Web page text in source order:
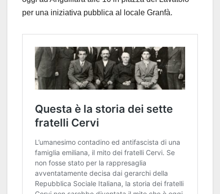
per una iniziativa pubblica al locale Granfà.